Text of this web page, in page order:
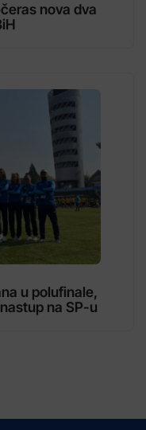
nova dva
u polufinale,
na SP-u